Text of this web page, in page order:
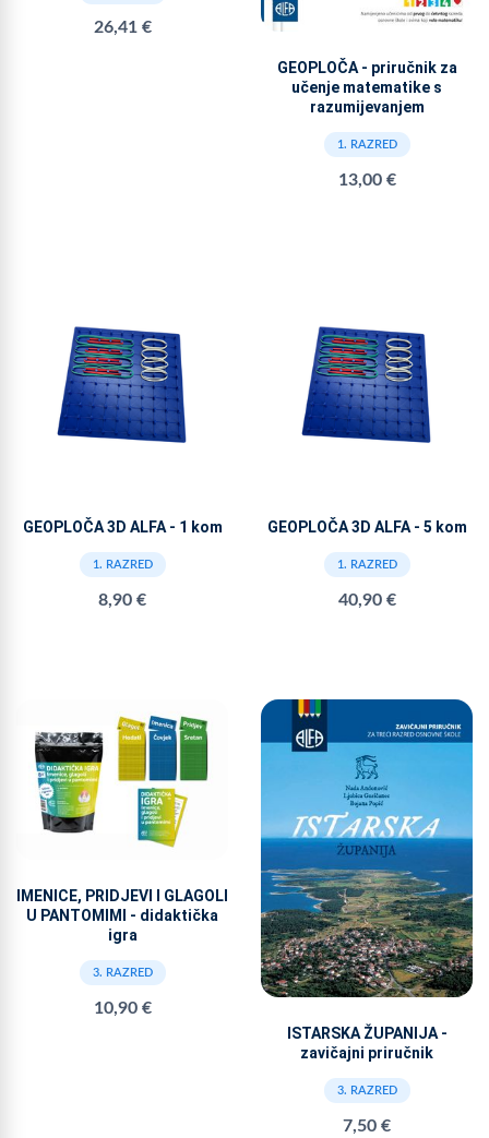
26,41 €
GEOPLOČA - priručnik za
učenje matematike s
razumijevanjem
1. RAZRED
13,00 €
GEOPLOČA 3D ALFA - 1 kom
1. RAZRED
8,90 €
GEOPLOČA 3D ALFA - 5 kom
1. RAZRED
40,90 €
IMENICE, PRIDJEVI I GLAGOLI
U PANTOMIMI - didaktička
igra
3. RAZRED
10,90 €
ISTARSKA ŽUPANIJA -
zavičajni priručnik
3. RAZRED
7,50 €